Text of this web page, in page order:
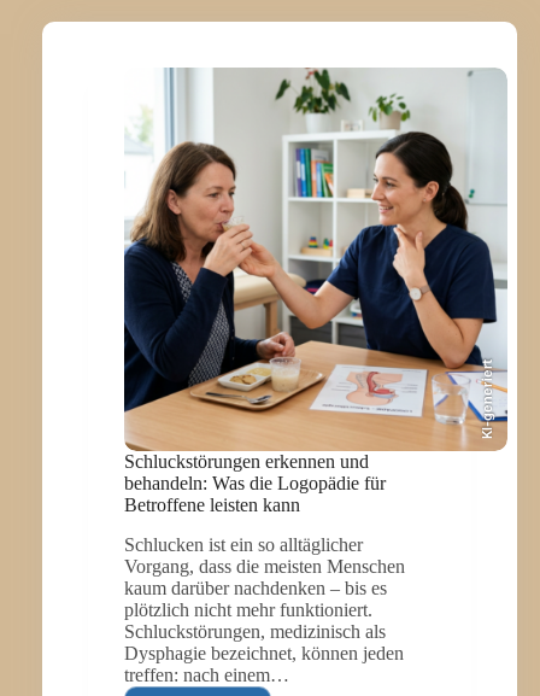
KI-generiert
Schluckstörungen erkennen und
behandeln: Was die Logopädie für
Betroffene leisten kann
Schlucken ist ein so alltäglicher
Vorgang, dass die meisten Menschen
kaum darüber nachdenken – bis es
plötzlich nicht mehr funktioniert.
Schluckstörungen, medizinisch als
Dysphagie bezeichnet, können jeden
treffen: nach einem…